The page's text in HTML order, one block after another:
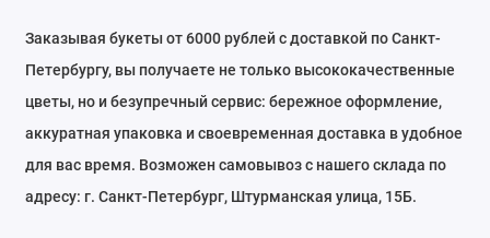
Заказывая букеты от 6000 рублей с доставкой по Санкт-
Петербургу, вы получаете не только высококачественные
цветы, но и безупречный сервис: бережное оформление,
аккуратная упаковка и своевременная доставка в удобное
для вас время. Возможен самовывоз с нашего склада по
адресу: г. Санкт-Петербург, Штурманская улица, 15Б.